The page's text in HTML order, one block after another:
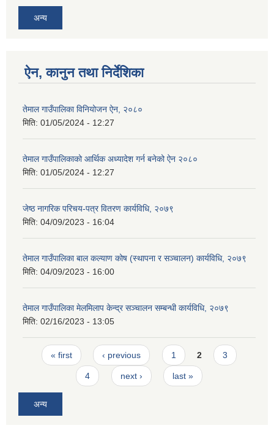
अन्य
ऐन, कानुन तथा निर्देशिका
तेमाल गाउँपालिका विनियोजन ऐन, २०८०
मिति: 01/05/2024 - 12:27
तेमाल गाउँपालिकाको आर्थिक अध्यादेश गर्न बनेको ऐन २०८०
मिति: 01/05/2024 - 12:27
जेष्ठ नागरिक परिचय-पत्र वितरण कार्यविधि, २०७९
मिति: 04/09/2023 - 16:04
तेमाल गाउँपालिका बाल कल्याण कोष (स्थापना र सञ्चालन) कार्यविधि, २०७९
मिति: 04/09/2023 - 16:00
तेमाल गाउँपालिका मेलमिलाप केन्द्र सञ्चालन सम्बन्धी कार्यविधि, २०७९
मिति: 02/16/2023 - 13:05
Pages
« first ‹ previous 1 2 3
4 next › last »
अन्य